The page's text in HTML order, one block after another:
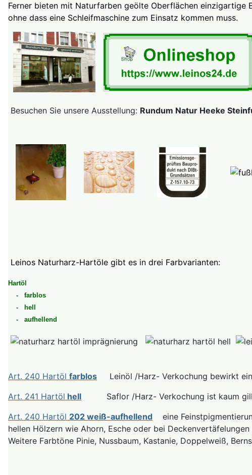
Ferner bieten mit Naturfarben geölte Oberflächen einzigartige
ohne dass eine Schleifmaschine zum Einsatz kommen muss.
Besuchen Sie unsere Ausstellung: Rundum Natur Heeke
Leinos Naturharz-Hartöle gibt es in drei Farbvarianten:
Hartöl
- farblos
- hell
- aufhellend
Art. 240 Hartöl farblos Leinöl /Harz- Verkochung bewirkt
Art. 241 Hartöl hell Saflor /Harz- Verkochung ist kaum
Art. 240 Hartöl 202 weiß-aufhellend eine
hellen Hölzern wie Ahorn, Esche oder bei Deckenvertäfelungen
Weitere Farbtöne Pinie, Nussbaum, Kastanie, Doppelweiß,